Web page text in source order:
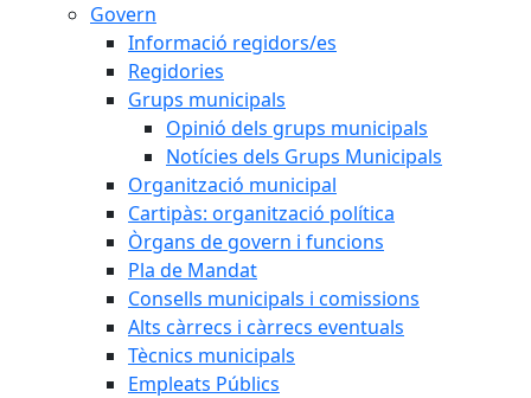
Govern
Informació regidors/es
Regidories
Grups municipals
Opinió dels grups municipals
Notícies dels Grups Municipals
Organització municipal
Cartipàs: organització política
Òrgans de govern i funcions
Pla de Mandat
Consells municipals i comissions
Alts càrrecs i càrrecs eventuals
Tècnics municipals
Empleats Públics